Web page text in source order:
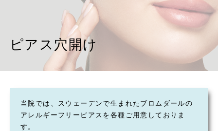
ピアス穴開け
当院では、スウェーデンで生まれたブロムダールの
アレルギーフリーピアスを各種ご用意しておりま
す。